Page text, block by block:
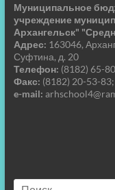
Муниципальное
учреждение
Архангельск"
Адрес: 163046,
Суфтина, д. 20
Телефон: (8182) 65-
Факс: (8182) 20-53-83;
e-mail: